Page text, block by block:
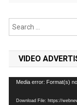
VIDEO
Video
Media error: Format(s)
Download File: https://